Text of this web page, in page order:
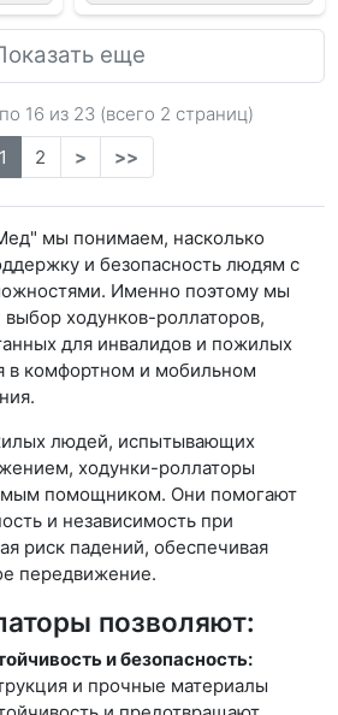
еще
16 из 23 (всего 2 страниц)
1
2 > >>
мы понимаем, насколько
и безопасность людям с
Именно поэтому мы
ходунков-роллаторов,
для инвалидов и пожилых
комфортном и мобильном
людей, испытывающих
ходунки-роллаторы
помощником. Они помогают
и независимость при
риск падений, обеспечивая
передвижение.
позволяют:
и безопасность:
и прочные материалы